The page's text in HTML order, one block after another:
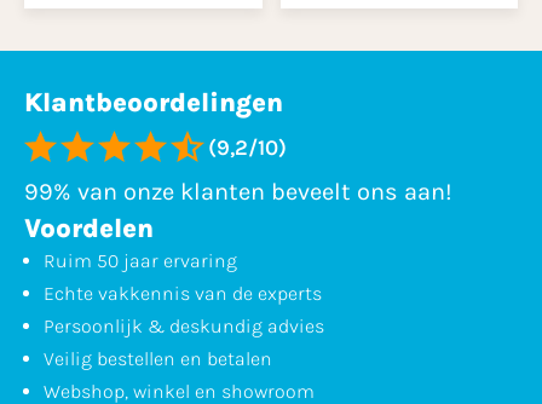
Klantbeoordelingen
(9,2/10)
99% van onze klanten beveelt ons aan!
Voordelen
Ruim 50 jaar ervaring
Echte vakkennis van de experts
Persoonlijk & deskundig advies
Veilig bestellen en betalen
Webshop, winkel en showroom